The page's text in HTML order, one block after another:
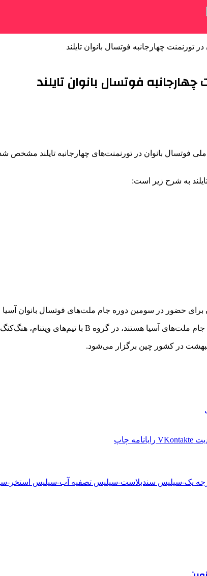
تورنمنت چهارجانبه فوتسال بانوان تایلند
چهارجانبه فوتسال بانوان تایلند
فوتسال بانوان در تورنمنت‌های چهارجانبه تایلند مشخص
به شرح زیر است:
برای حضور در سومین دوره جام ملت‌های فوتسال بانوان
‫VKontakte رایانامه چاپ
یک-سیلیس سندبلاست-سیلیس تصفیه آب-سیلیس